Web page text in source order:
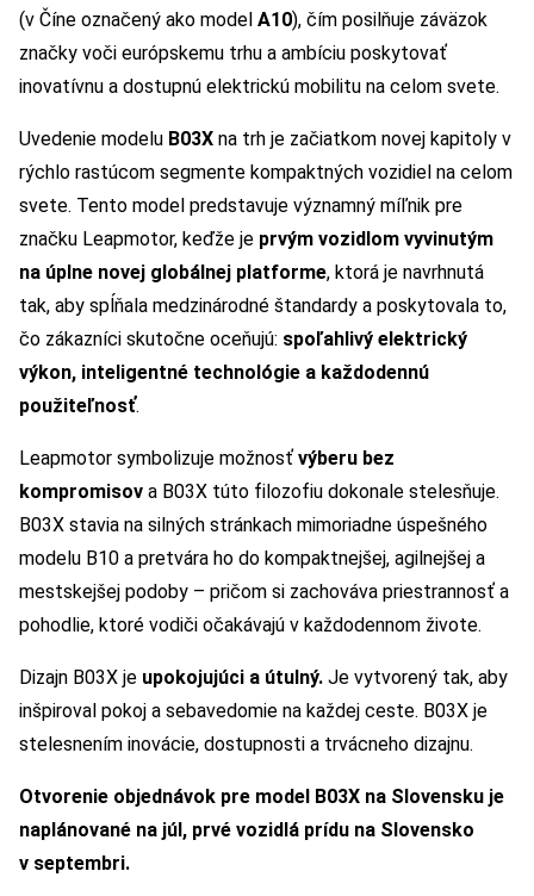
(v Číne označený ako model A10), čím posilňuje záväzok
značky voči európskemu trhu a ambíciu poskytovať
inovatívnu a dostupnú elektrickú mobilitu na celom svete.
Uvedenie modelu B03X na trh je začiatkom novej kapitoly v
rýchlo rastúcom segmente kompaktných vozidiel na celom
svete. Tento model predstavuje významný míľnik pre
značku Leapmotor, keďže je prvým vozidlom vyvinutým
na úplne novej globálnej platforme, ktorá je navrhnutá
tak, aby spĺňala medzinárodné štandardy a poskytovala to,
čo zákazníci skutočne oceňujú: spoľahlivý elektrický
výkon, inteligentné technológie a každodennú
použiteľnosť.
Leapmotor symbolizuje možnosť výberu bez
kompromisov a B03X túto filozofiu dokonale stelesňuje.
B03X stavia na silných stránkach mimoriadne úspešného
modelu B10 a pretvára ho do kompaktnejšej, agilnejšej a
mestskejšej podoby – pričom si zachováva priestrannosť a
pohodlie, ktoré vodiči očakávajú v každodennom živote.
Dizajn B03X je upokojujúci a útulný. Je vytvorený tak, aby
inšpiroval pokoj a sebavedomie na každej ceste. B03X je
stelesnením inovácie, dostupnosti a trvácneho dizajnu.
Otvorenie objednávok pre model B03X na Slovensku je
naplánované na júl, prvé vozidlá prídu na Slovensko
v septembri.